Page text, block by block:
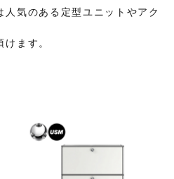
人気のある定型ユニットやアク
ます。